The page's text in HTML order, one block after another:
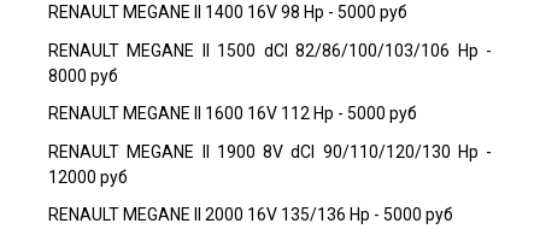
RENAULT MEGANE II 1400 16V 98 Hp - 5000 руб
RENAULT MEGANE II 1500 dCI 82/86/100/103/106 Hp -
8000 руб
RENAULT MEGANE II 1600 16V 112 Hp - 5000 руб
RENAULT MEGANE II 1900 8V dCI 90/110/120/130 Hp -
12000 руб
RENAULT MEGANE II 2000 16V 135/136 Hp - 5000 руб